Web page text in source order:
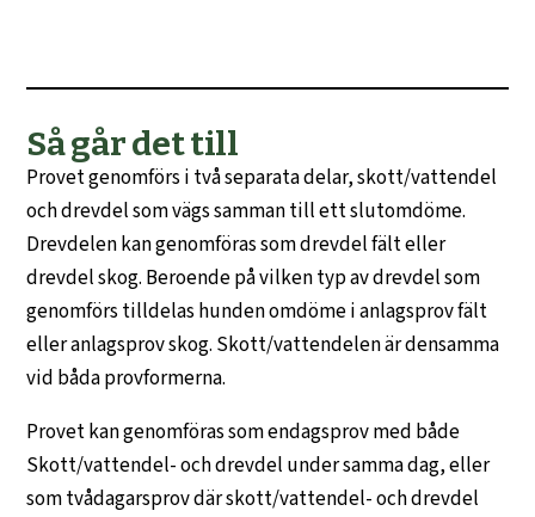
Så går det till
Provet genomförs i två separata delar, skott/vattendel
och drevdel som vägs samman till ett slutomdöme.
Drevdelen kan genomföras som drevdel fält eller
drevdel skog. Beroende på vilken typ av drevdel som
genomförs tilldelas hunden omdöme i anlagsprov fält
eller anlagsprov skog. Skott/vattendelen är densamma
vid båda provformerna.
Provet kan genomföras som endagsprov med både
Skott/vattendel- och drevdel under samma dag, eller
som tvådagarsprov där skott/vattendel- och drevdel